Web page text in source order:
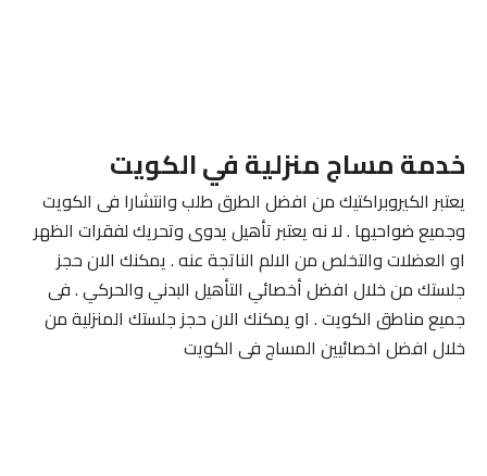
خدمة مساج منزلية في الكويت
يعتبر الكيروبراكتيك من افضل الطرق طلب وانتشارا فى الكويت
وجميع ضواحيها . لا نه يعتبر تأهيل يدوى وتحريك لفقرات الظهر
او العضلات والتخلص من الالم الناتجة عنه . يمكنك الان حجز
جلستك من خلال افضل أخصائي التأهيل البدني والحركي . فى
جميع مناطق الكويت . او يمكنك الان حجز جلستك المنزلية من
خلال افضل اخصائيين المساج فى الكويت